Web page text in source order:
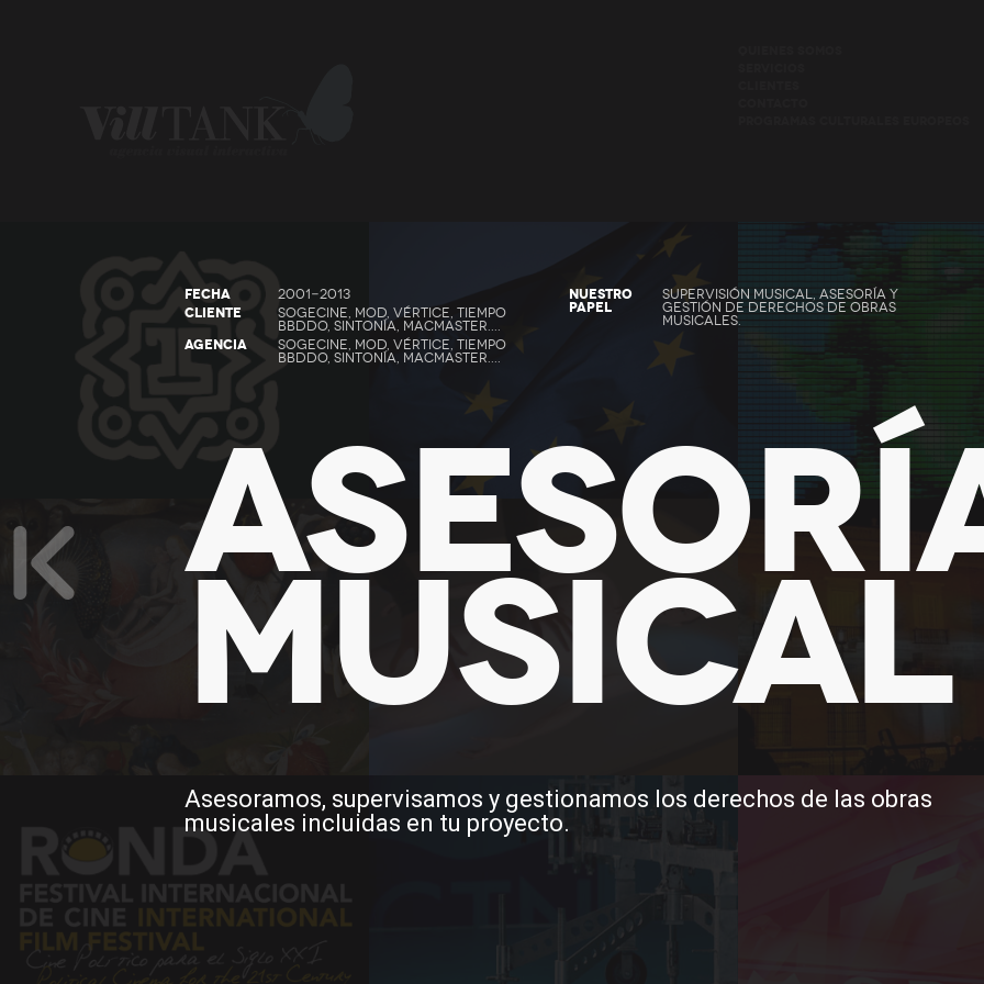
FECHA 2001-2013
CLIENTE
SOGECINE, MOD, VÉRTICE, TIEMPO
BBDDO, SINTONÍA, MACMASTER....
AGENCIA
SOGECINE, MOD, VÉRTICE, TIEMPO
BBDDO, SINTONÍA, MACMASTER....
NUESTRO
PAPEL
SUPERVISIÓN MUSICAL, ASESORÍA Y
GESTIÓN DE DERECHOS DE OBRAS
MUSICALES.
MUSICAL
Asesoramos, supervisamos y gestionamos los derechos de las obras
musicales incluidas en tu proyecto.